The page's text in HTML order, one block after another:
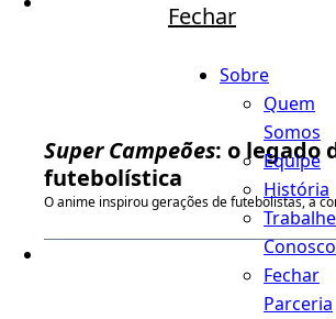
Fechar
Sobre
Quem
Somos
Equipe
História
Trabalhe
Conosco
Fechar
Parceria
Super Campeões: o legado
futebolística
O anime inspirou gerações de futebolistas, a